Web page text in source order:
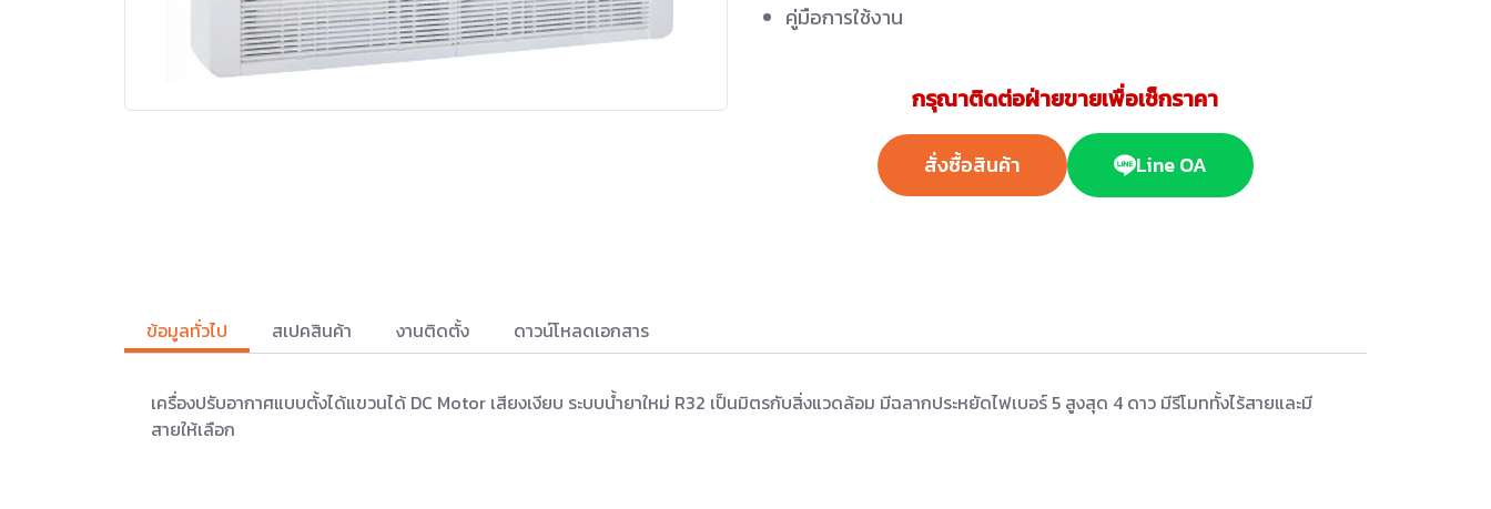
คู่มือการใช้งาน
กรุณาติดต่อฝ่ายขายเพื่อเช็กราคา
สั่งซื้อสินค้า Line OA
ข้อมูลทั่วไป สเปคสินค้า งานติดตั้ง ดาวน์โหลดเอกสาร
เครื่องปรับอากาศแบบตั้งได้แขวนได้ DC Motor เสียงเงียบ ระบบน้ำยาใหม่ R32 เป็นมิตรกับสิ่งแวดล้อม มีฉลากประหยัดไฟเบอร์ 5 สูงสุด 4 ดาว มีรีโมททั้งไร้สายและมี
สายให้เลือก